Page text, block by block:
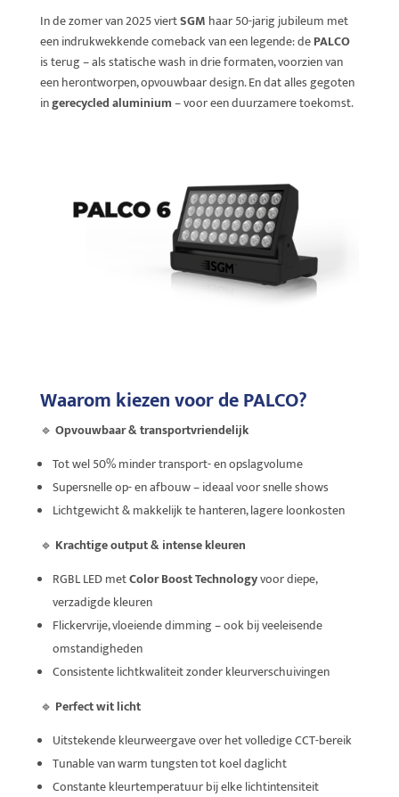
In de zomer van 2025 viertSGM haar 50-jarig jubileum met
een indrukwekkende comeback van een legende: dePALCO
is terug – als statische wash in drie formaten, voorzien van
een herontworpen, opvouwbaar design. En dat alles gegoten
ingerecycled aluminium– voor een duurzamere toekomst.
Waarom kiezen voor de PALCO?
🔹 Opvouwbaar & transportvriendelijk
Tot wel 50% minder transport- en opslagvolume
Supersnelle op- en afbouw – ideaal voor snelle shows
Lichtgewicht & makkelijk te hanteren, lagere loonkosten
🔹 Krachtige output & intense kleuren
RGBL LED metColor Boost Technologyvoor diepe,
verzadigde kleuren
Flickervrije, vloeiende dimming – ook bij veeleisende
omstandigheden
Consistente lichtkwaliteit zonder kleurverschuivingen
🔹 Perfect wit licht
Uitstekende kleurweergave over het volledige CCT-bereik
Tunable van warm tungsten tot koel daglicht
Constante kleurtemperatuur bij elke lichtintensiteit